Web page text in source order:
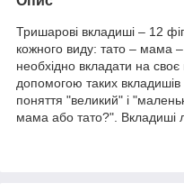
Тришарові вкладиші – 12
кожного виду: тато – мама –
необхідно вкладати на
допомогою таких
поняття "великий" і
мама або тато?". Вкладиші